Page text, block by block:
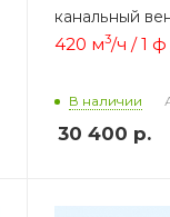
канальный
420 м3/ч / 1
В наличии
30 400 р.